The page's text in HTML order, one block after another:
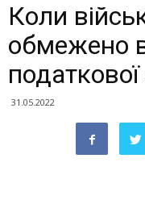
Коли
обмежено
31.05.2022